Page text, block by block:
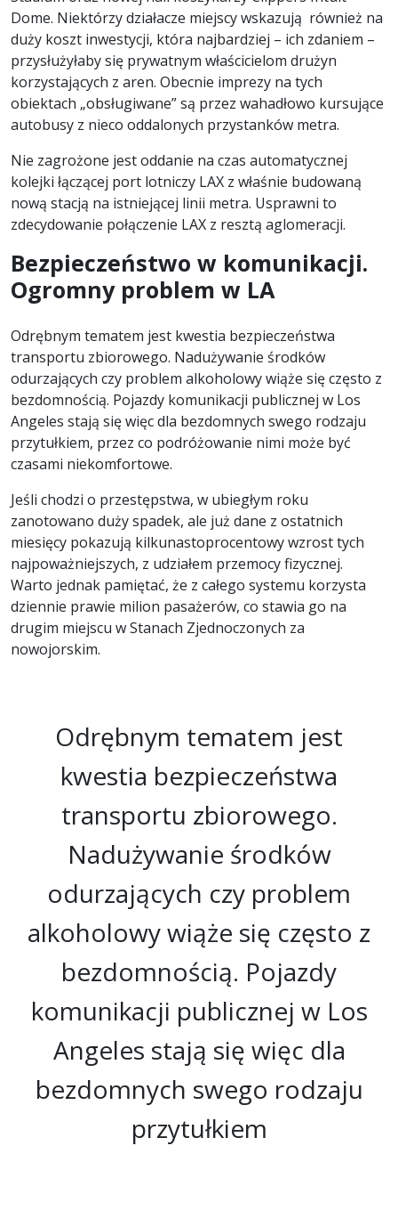
Dome. Niektórzy działacze miejscy wskazują również na
duży koszt inwestycji, która najbardziej – ich zdaniem –
przysłużyłaby się prywatnym właścicielom drużyn
korzystających z aren. Obecnie imprezy na tych
obiektach „obsługiwane” są przez wahadłowo kursujące
autobusy z nieco oddalonych przystanków metra.
Nie zagrożone jest oddanie na czas automatycznej
kolejki łączącej port lotniczy LAX z właśnie budowaną
nową stacją na istniejącej linii metra. Usprawni to
zdecydowanie połączenie LAX z resztą aglomeracji.
Bezpieczeństwo w komunikacji.
Ogromny problem w LA
Odrębnym tematem jest kwestia bezpieczeństwa
transportu zbiorowego. Nadużywanie środków
odurzających czy problem alkoholowy wiąże się często z
bezdomnością. Pojazdy komunikacji publicznej w Los
Angeles stają się więc dla bezdomnych swego rodzaju
przytułkiem, przez co podróżowanie nimi może być
czasami niekomfortowe.
Jeśli chodzi o przestępstwa, w ubiegłym roku
zanotowano duży spadek, ale już dane z ostatnich
miesięcy pokazują kilkunastoprocentowy wzrost tych
najpoważniejszych, z udziałem przemocy fizycznej.
Warto jednak pamiętać, że z całego systemu korzysta
dziennie prawie milion pasażerów, co stawia go na
drugim miejscu w Stanach Zjednoczonych za
nowojorskim.
Odrębnym tematem jest
kwestia bezpieczeństwa
transportu zbiorowego.
Nadużywanie środków
odurzających czy problem
alkoholowy wiąże się często z
bezdomnością. Pojazdy
komunikacji publicznej w Los
Angeles stają się więc dla
bezdomnych swego rodzaju
przytułkiem